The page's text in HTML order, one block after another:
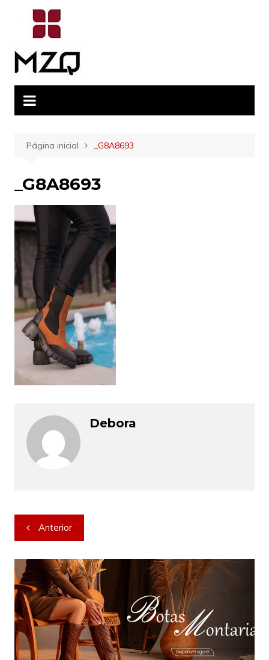
conteúdo
Página inicial _G8A8693
_G8A8693
Debora
Navegação
de
Post
Anterior